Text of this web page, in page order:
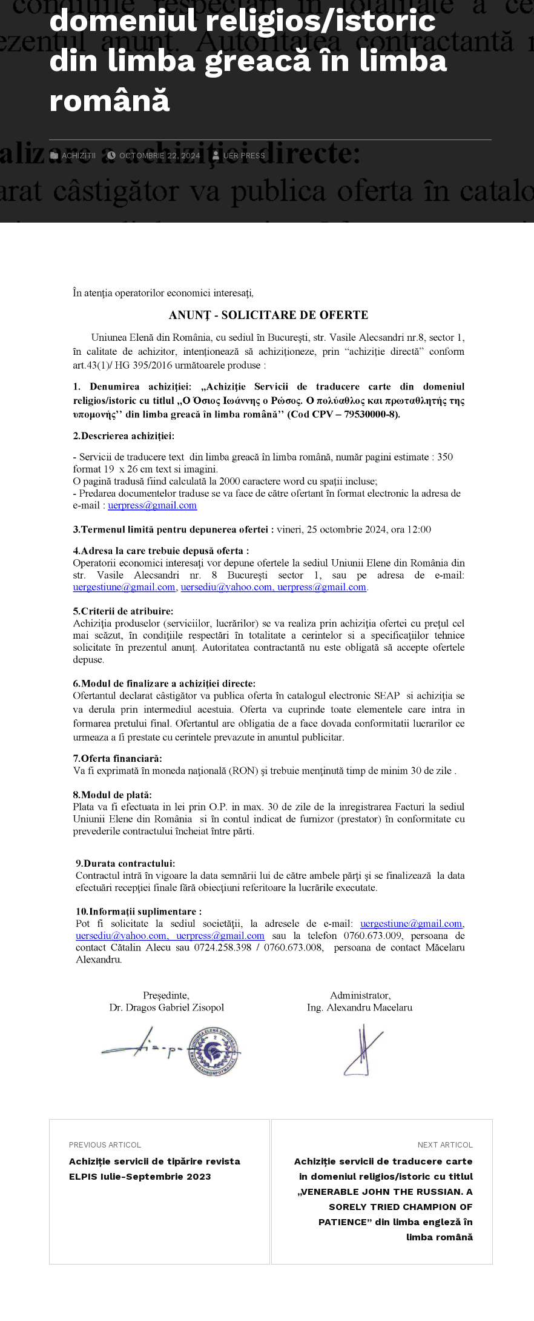
domeniul religios/istoric
din limba greacă ȋn limba
română
CATEGORIZED IN:
ACHIZITII
POSTED ON:
OCTOMBRIE 22, 2024
WRITTEN BY:
UER PRESS
Skip back to main navigation
Navigare în articole
PREVIOUS ARTICOL
Achiziție servicii de tipărire revista
ELPIS Iulie-Septembrie 2023
NEXT ARTICOL
Achiziţie servicii de traducere carte
in domeniul religios/istoric cu titlul
,,VENERABLE JOHN THE RUSSIAN. A
SORELY TRIED CHAMPION OF
PATIENCE’’ din limba engleză ȋn
limba română